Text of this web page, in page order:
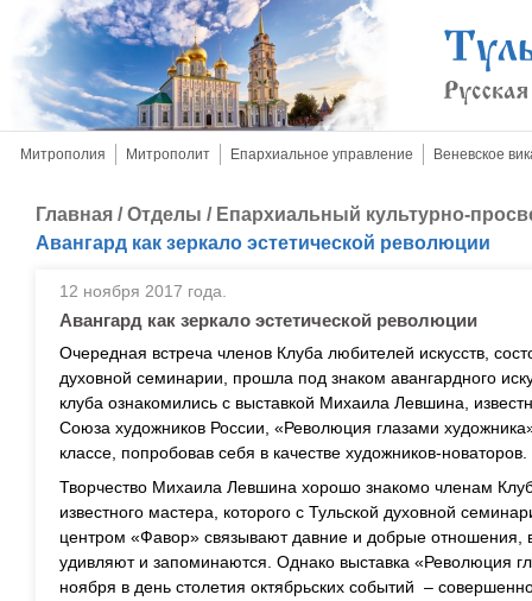
Митрополия Митрополит Епархиальное управление Веневское
Главная /Отделы / Епархиальный культурно-
Авангард как зеркало эстетической революции
12 ноября 2017 года.
Авангард как зеркало эстетической революции
Очередная встреча членов Клуба любителей искусств,
духовной семинарии, прошла под знаком авангардного
клуба ознакомились с выставкой Михаила Левшина,
Союза художников России, «Революция глазами
классе, попробовав себя в качестве художников-новаторов.
Творчество Михаила Левшина хорошо знакомо членам
известного мастера, которого с Тульской духовной
центром «Фавор» связывают давние и добрые отношения,
удивляют и запоминаются. Однако выставка «Революция
ноября в день столетия октябрьских событий –